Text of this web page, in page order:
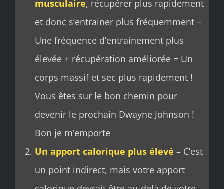
musculaire, récupérer plus rapidement
et donc s’entrainer plus fréquemment –
Une fréquence d’entrainement plus
élevée + récupération améliorée = Un
corps massif et sec plus rapidement !
Vous êtes sur le bon chemin pour
devenir le prochain Dwayne Johnson !
Bon je m’emporte
Un apport calorique plus élevé – C’est
un point indirect, mais votre apport